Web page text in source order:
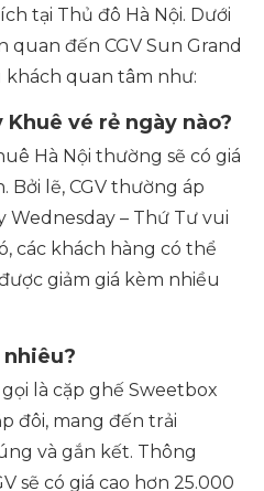
tại Thủ đô Hà Nội. Dưới
quan đến CGV Sun Grand
quan tâm như:
Khuê vé rẻ ngày nào?
Hà Nội thường sẽ có giá
Bởi lẽ, CGV thường áp
Wednesday – Thứ Tư vui
các khách hàng có thể
giảm giá kèm nhiều
nhiêu?
là cặp ghế Sweetbox
đôi, mang đến trải
và gắn kết. Thông
sẽ có giá cao hơn 25.000